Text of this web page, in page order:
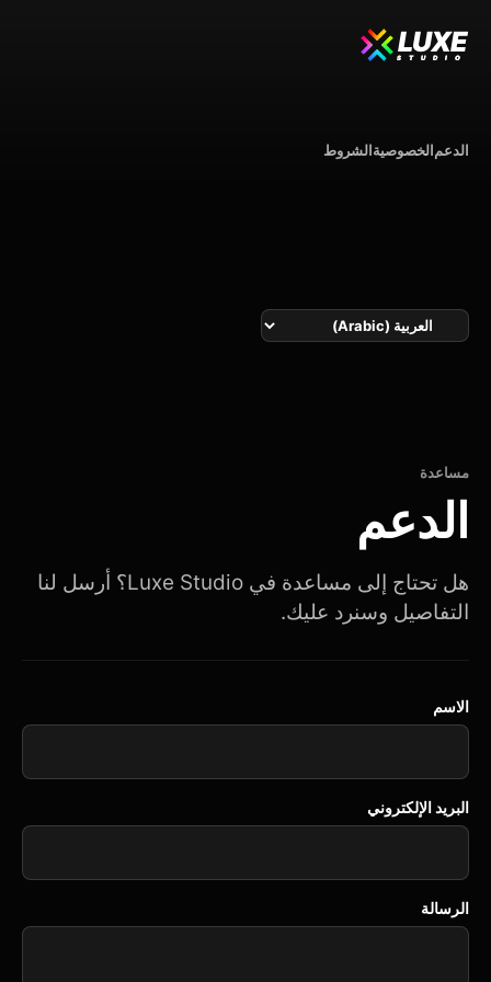
LUXE
STUDIO
الدعمالخصوصيةالشروط
اللغة
مساعدة
الدعم
هل تحتاج إلى مساعدة في Luxe Studio؟ أرسل لنا
التفاصيل وسنرد عليك.
الاسم
البريد الإلكتروني
الرسالة